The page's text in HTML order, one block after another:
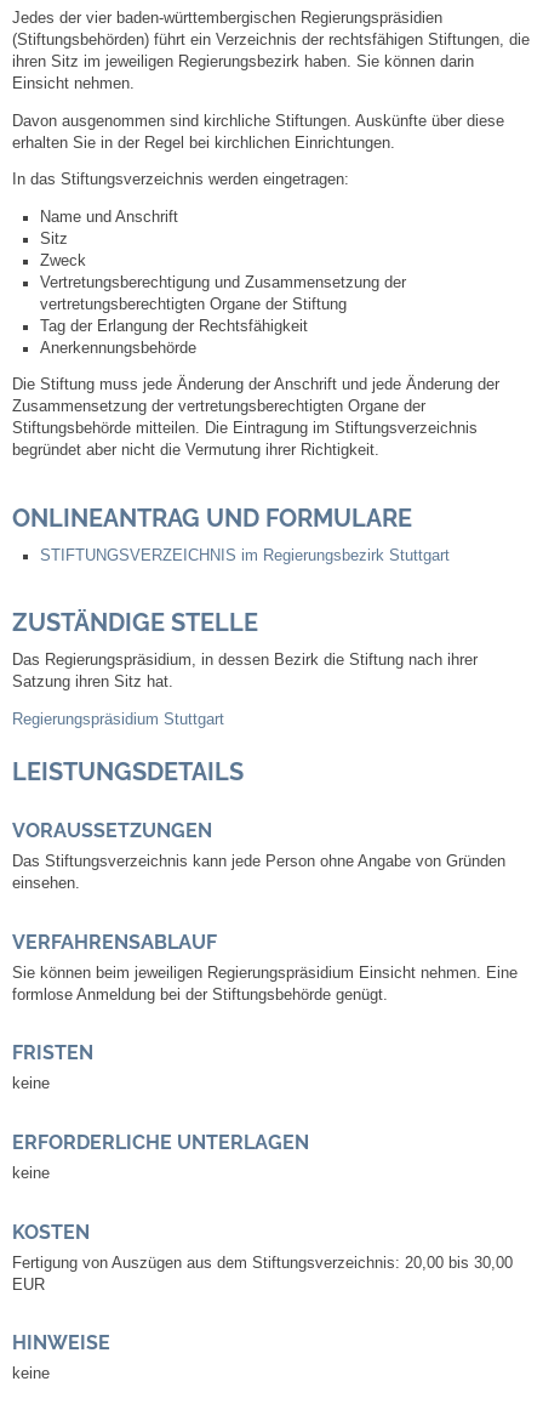
Steuern
Ortsrecht
Haushalt 2026
Trinkwasser - Härtebereich
Redaktionsstatut für das Amtsblatt
Service
Ortsplan
Bildergalerie
Rund um den Wein
Aktuelles
Mitarbeiter
Stellenangebote
Schadensmeldungen
Bürgerservice
Jedes der vier baden-württembergischen Regierungspräsidien
(Stiftungsbehörden) führt ein Verzeichnis der rechtsfähigen Stiftungen, die
ihren Sitz im jeweiligen Regierungsbezirk haben. Sie können darin
Einsicht nehmen.
Davon ausgenommen sind kirchliche Stiftungen. Auskünfte über diese
erhalten Sie in der Regel bei kirchlichen Einrichtungen.
In das Stiftungsverzeichnis werden eingetragen:
Name und Anschrift
Sitz
Zweck
Vertretungsberechtigung und Zusammensetzung der
vertretungsberechtigten Organe der Stiftung
Tag der Erlangung der Rechtsfähigkeit
Anerkennungsbehörde
Die Stiftung muss jede Änderung der Anschrift und jede Änderung der
Zusammensetzung der vertretungsberechtigten Organe der
Stiftungsbehörde mitteilen. Die Eintragung im Stiftungsverzeichnis
begründet aber nicht die Vermutung ihrer Richtigkeit.
ONLINEANTRAG UND FORMULARE
STIFTUNGSVERZEICHNIS im Regierungsbezirk Stuttgart
ZUSTÄNDIGE STELLE
Das Regierungspräsidium, in dessen Bezirk die Stiftung nach ihrer
Satzung ihren Sitz hat.
Regierungspräsidium Stuttgart
LEISTUNGSDETAILS
VORAUSSETZUNGEN
Das Stiftungsverzeichnis kann jede Person ohne Angabe von Gründen
einsehen.
VERFAHRENSABLAUF
Sie können beim jeweiligen Regierungspräsidium Einsicht nehmen. Eine
formlose Anmeldung bei der Stiftungsbehörde genügt.
FRISTEN
keine
ERFORDERLICHE UNTERLAGEN
keine
KOSTEN
Fertigung von Auszügen aus dem Stiftungsverzeichnis: 20,00 bis 30,00
EUR
HINWEISE
keine